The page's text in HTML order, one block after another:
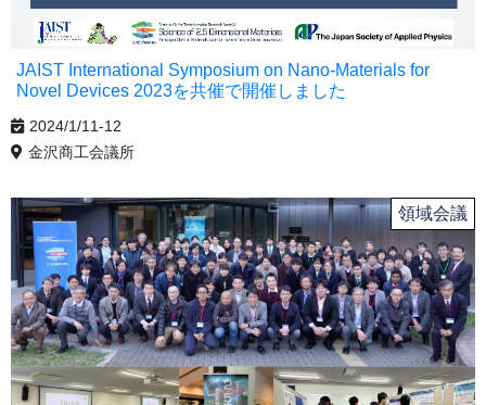
JAIST International Symposium on Nano-Materials for
Novel Devices 2023を共催で開催しました
2024/1/11-12
金沢商工会議所
領域会議